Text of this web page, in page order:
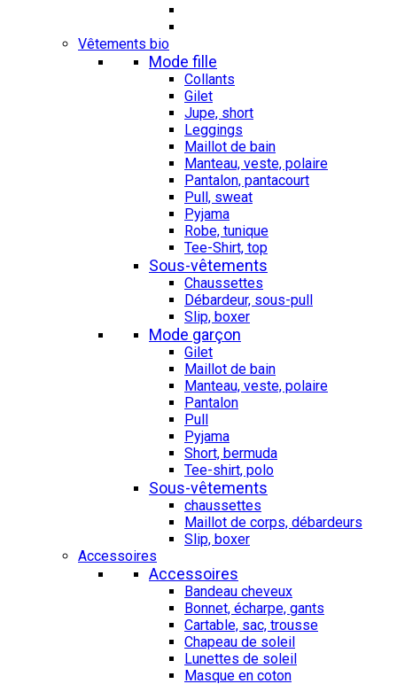
Vêtements bio
Mode fille
Collants
Gilet
Jupe, short
Leggings
Maillot de bain
Manteau, veste, polaire
Pantalon, pantacourt
Pull, sweat
Pyjama
Robe, tunique
Tee-Shirt, top
Sous-vêtements
Chaussettes
Débardeur, sous-pull
Slip, boxer
Mode garçon
Gilet
Maillot de bain
Manteau, veste, polaire
Pantalon
Pull
Pyjama
Short, bermuda
Tee-shirt, polo
Sous-vêtements
chaussettes
Maillot de corps, débardeurs
Slip, boxer
Accessoires
Accessoires
Bandeau cheveux
Bonnet, écharpe, gants
Cartable, sac, trousse
Chapeau de soleil
Lunettes de soleil
Masque en coton